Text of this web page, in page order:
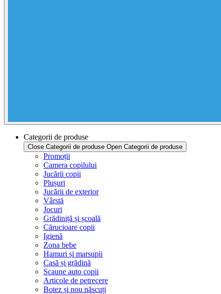
Categorii de produse
Close Categorii de produse Open Categorii de produse
Promoții
Camera copilului
Jucării copii
Plușuri
Jucării de exterior
Vârstă
Jocuri
Grădiniță și școală
Cărucioare copii
Igienă
Zona bebe
Hamuri și marsupii
Casă și grădină
Scaune auto copii
Articole de petrecere
Botez și nou născuți